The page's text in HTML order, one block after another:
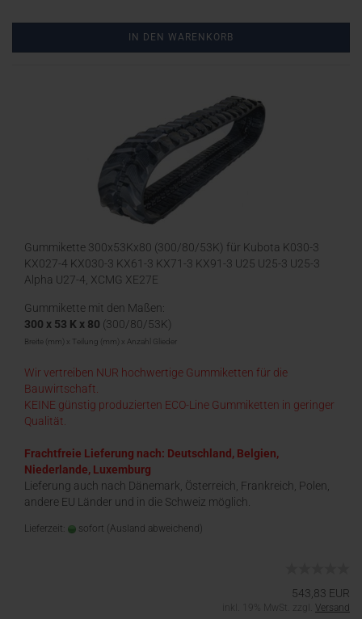
IN DEN WARENKORB
Gummikette 300x53Kx80 (300/80/53K) für Kubota K030-3
KX027-4 KX030-3 KX61-3 KX71-3 KX91-3 U25 U25-3 U25-3
Alpha U27-4, XCMG XE27E
Gummikette mit den Maßen:
300 x 53 K x 80 (300/80/53K)
Breite (mm) x Teilung (mm) x Anzahl Glieder
Wir vertreiben NUR hochwertige Gummiketten für die
Bauwirtschaft.
KEINE günstig produzierten ECO-Line Gummiketten in geringer
Qualität.
Frachtfreie Lieferung nach: Deutschland, Belgien,
Niederlande, Luxemburg
Lieferung auch nach Dänemark, Österreich, Frankreich, Polen,
andere EU Länder und in die Schweiz möglich.
Lieferzeit: sofort (Ausland abweichend)
543,83 EUR
inkl. 19% MwSt. zzgl. Versand